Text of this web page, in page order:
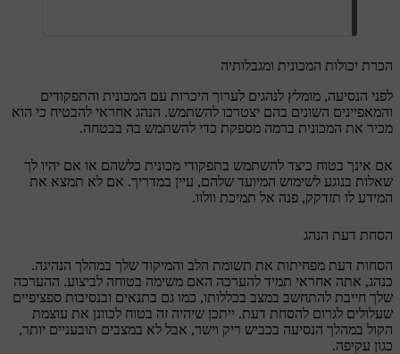
הכרת יכולות המכונית ומגבלותיה
לפני הנסיעה, מומלץ לנהגים לערוך היכרות עם המכונית והתפקודים
והמאפיינים השונים בהם יצטרכו להשתמש. הנהג אחראי להבטיח כי הוא
מכיר את המכונית ברמה מספקת כדי להשתמש בה בבטחה.
אם אינך בטוח כיצד להשתמש בתפקודי מכונית כלשהם או אם יהיו לך
שאלות בנוגע לשימוש המיועד שלהם, עיין במדריך. אם לא תמצא את
המידע לו תזדקק, פנה אל תמיכת וולוו.
הסחת דעת הנהג
הסחות דעת מפחיתות את תשומת הלב והמיקוד שלך במהלך הנהיגה.
כנהג, אתה אחראי תמיד להערכה האם משימה בטוחה לביצוע. ההערכה
שלך חייבת להתחשב במצב בכללותו, כמו גם בתנאים ובנסיבות ספציפיים
שעלולים לגרום להסחת דעת. ייתכן שיהיה זה בטוח לכוונן את עוצמת
הקול במהלך הנסיעה בכביש ריק וישר, אבל לא במצבים תובעניים יותר,
כגון עקיפה.